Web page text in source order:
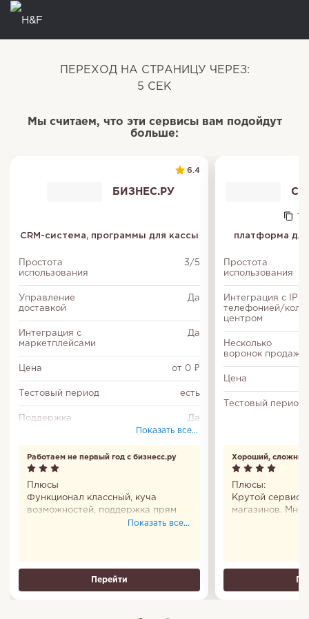
ПЕРЕХОД НА СТРАНИЦУ ЧЕРЕЗ:
5 СЕК
Мы считаем, что эти сервисы вам подойдут
больше:
6.4
БИЗНЕС.РУ
CRM-система, программы для кассы
Простота
использования
3/5
Управление
доставкой
Да
Интеграция с
маркетплейсами
Да
Цена от 0 ₽
Тестовый период есть
Поддержка
Да
Производственные
заказы
Адресное
хранение
Да
Показать все...
Работаем не первый год с бизнесс.ру
Плюсы
Функционал классный, куча
возможностей, поддержка прям
индивидуальная, к клиентам
настройки чутка запутанные
Показать все...
Перейти
платформа для
Простота
использования
Интеграция с IP
телефонией/колл-
центром
Несколько
воронок продаж
Цена
Тестовый период
Хороший, сложный
Плюсы:
Крутой сервис
магазинов.
знаний также